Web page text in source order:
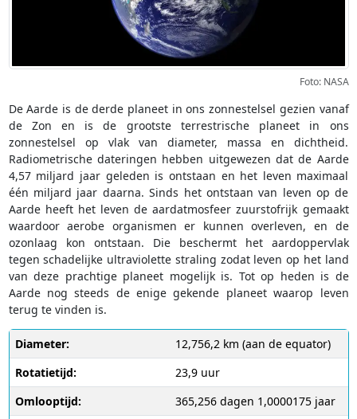
Foto: NASA
De Aarde is de derde planeet in ons zonnestelsel gezien vanaf
de Zon en is de grootste terrestrische planeet in ons
zonnestelsel op vlak van diameter, massa en dichtheid.
Radiometrische dateringen hebben uitgewezen dat de Aarde
4,57 miljard jaar geleden is ontstaan en het leven maximaal
één miljard jaar daarna. Sinds het ontstaan van leven op de
Aarde heeft het leven de aardatmosfeer zuurstofrijk gemaakt
waardoor aerobe organismen er kunnen overleven, en de
ozonlaag kon ontstaan. Die beschermt het aardoppervlak
tegen schadelijke ultraviolette straling zodat leven op het land
van deze prachtige planeet mogelijk is. Tot op heden is de
Aarde nog steeds de enige gekende planeet waarop leven
terug te vinden is.
Diameter:
12,756,2 km (aan de equator)
Rotatietijd:
23,9 uur
Omlooptijd:
365,256 dagen 1,0000175 jaar